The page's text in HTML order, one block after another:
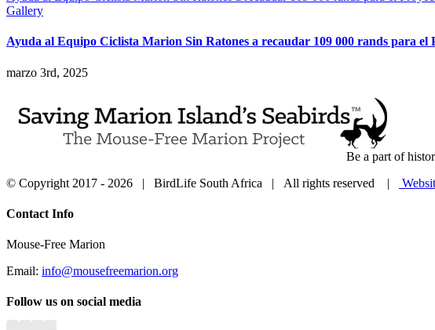
Gallery
Ayuda al Equipo Ciclista Marion Sin Ratones a recaudar 109 000 rands para
marzo 3rd, 2025
Be a part of
© Copyright 2017 - 2026 | BirdLife South Africa | All rights reserved |
Close
Bar
Contact Info
Mouse-Free Marion
Email: info@mousefreemarion.org
Follow us on social media